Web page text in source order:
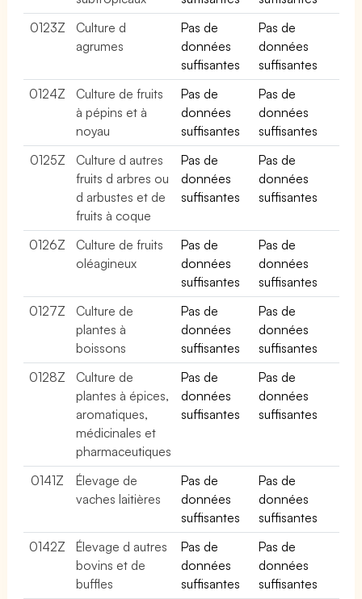
0123Z
Culture d
agrumes
Pas de
données
suffisantes
Pas de
données
suffisantes
0124Z
Culture de fruits
à pépins et à
noyau
Pas de
données
suffisantes
Pas de
données
suffisantes
0125Z
Culture d autres
fruits d arbres ou
d arbustes et de
fruits à coque
Pas de
données
suffisantes
Pas de
données
suffisantes
0126Z
Culture de fruits
oléagineux
Pas de
données
suffisantes
Pas de
données
suffisantes
0127Z
Culture de
plantes à
boissons
Pas de
données
suffisantes
Pas de
données
suffisantes
0128Z
Culture de
plantes à épices,
aromatiques,
médicinales et
pharmaceutiques
Pas de
données
suffisantes
Pas de
données
suffisantes
0141Z
Élevage de
vaches laitières
Pas de
données
suffisantes
Pas de
données
suffisantes
0142Z
Élevage d autres
bovins et de
buffles
Pas de
données
suffisantes
Pas de
données
suffisantes